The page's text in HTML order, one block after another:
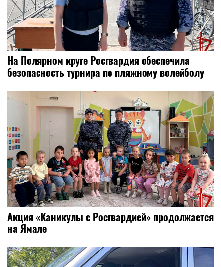
На Полярном круге Росгвардия обеспечила
безопасность турнира по пляжному волейболу
Акция «Каникулы с Росгвардией» продолжается
на Ямале